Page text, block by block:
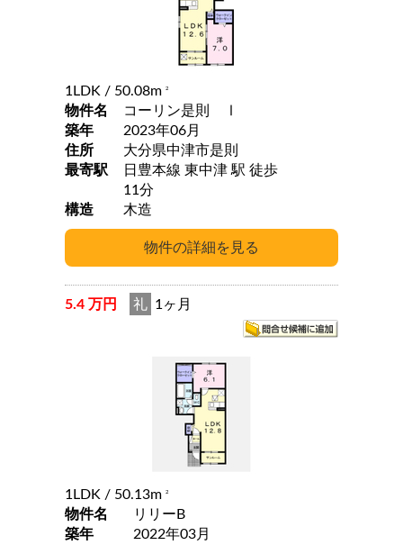
1LDK / 50.08m 2
物件名
コーリン是則 Ⅰ
築年
2023年06月
住所
大分県中津市是則
最寄駅
日豊本線 東中津 駅 徒歩
11分
構造
木造
5.4 万円 礼 1ヶ月
1LDK / 50.13m 2
物件名
リリーB
築年
2022年03月